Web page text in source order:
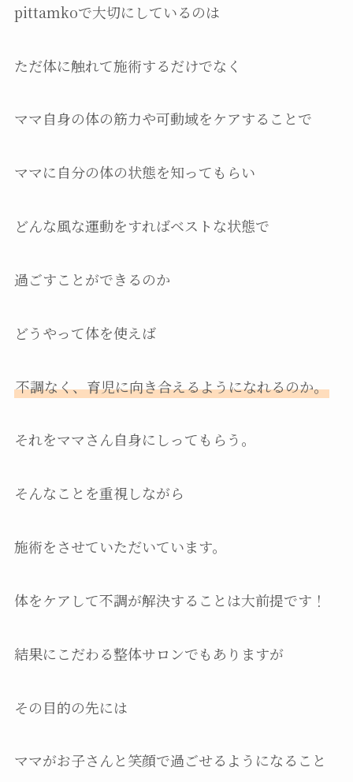
pittamkoで大切にしているのは
ただ体に触れて施術するだけでなく
ママ自身の体の筋力や可動域をケアすることで
ママに自分の体の状態を知ってもらい
どんな風な運動をすればベストな状態で
過ごすことができるのか
どうやって体を使えば
不調なく、育児に向き合えるようになれるのか。
それをママさん自身にしってもらう。
そんなことを重視しながら
施術をさせていただいています。
体をケアして不調が解決することは大前提です！
結果にこだわる整体サロンでもありますが
その目的の先には
ママがお子さんと笑顔で過ごせるようになること